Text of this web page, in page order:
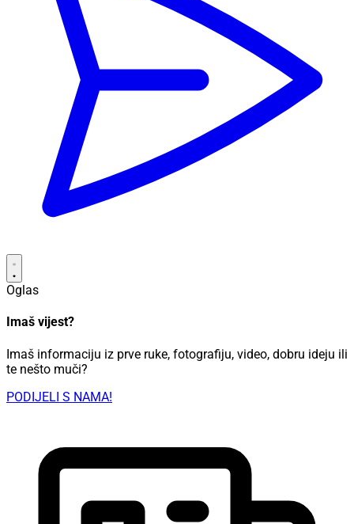
Oglas
Imaš vijest?
Imaš informaciju iz prve ruke, fotografiju, video, dobru ideju ili
te nešto muči?
PODIJELI S NAMA!